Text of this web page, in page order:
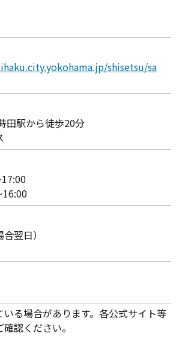
shisetsu/sa
田駅から徒歩20分
16:00
翌日）
る場合があります。各公式サイト等
認ください。